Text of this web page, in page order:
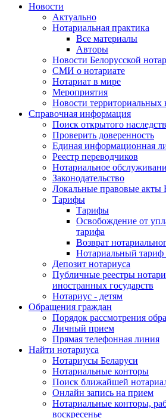
Новости
Актуально
Нотариальная практика
Все материалы
Авторы
Новости Белорусской
СМИ о нотариате
Нотариат в мире
Мероприятия
Новости территориальных
Справочная информация
Поиск открытого
Проверить доверенность
Единая информационная
Реестр переводчиков
Нотариальное
Законодательство
Локальные правовые
Тарифы
Тарифы
Освобождение от
тарифа
Возврат
Нотариальный
Депозит нотариуса
Публичные реестры
иностранных государств
Нотариус - детям
Обращения граждан
Порядок рассмотрения
Личный прием
Прямая телефонная линия
Найти нотариуса
Нотариусы Беларуси
Нотариальные конторы
Поиск ближайшей
Онлайн запись на прием
Нотариальные конторы,
воскресенье